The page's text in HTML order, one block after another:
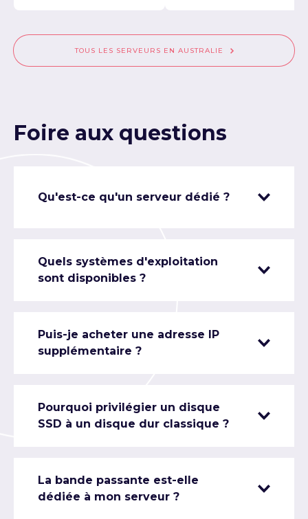
TOUS LES SERVEURS EN AUSTRALIE
Foire aux questions
Qu'est-ce qu'un serveur dédié ?
Quels systèmes d'exploitation
sont disponibles ?
Puis-je acheter une adresse IP
supplémentaire ?
Pourquoi privilégier un disque
SSD à un disque dur classique ?
La bande passante est-elle
dédiée à mon serveur ?